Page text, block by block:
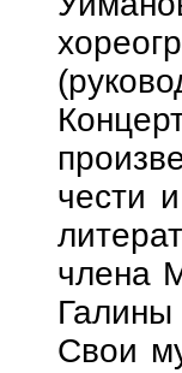
чести
члена
Свои